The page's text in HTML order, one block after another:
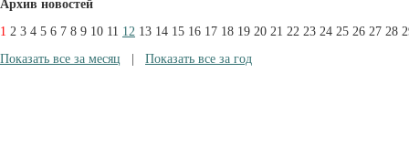
Архив новостей
1 2 3 4 5 6 7 8 9 10 11 12 13 14 15 16 17 18 19 20 21 22 23 24 25 26 27 28
Показать все за месяц
Показать все за год